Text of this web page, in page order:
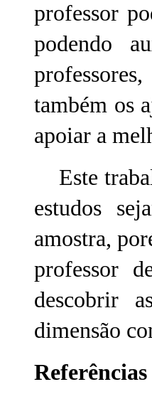
professor
podendo
também os
apoiar a
Este
estudos
amostra,
professor
descobrir
dimensão
Referências